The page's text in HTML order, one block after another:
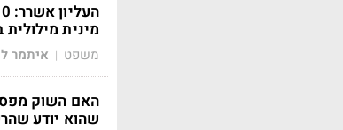
מינית
משפט | איתמר
האם השוק
שהוא יודע